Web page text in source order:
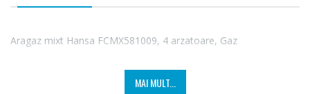
Aragaz mixt Hansa FCMX581009, 4 arzatoare, Gaz
MAI MULT...